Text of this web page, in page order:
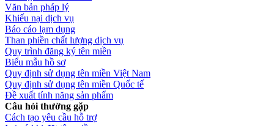
Văn bản pháp lý
Khiếu nại dịch vụ
Báo cáo lạm dụng
Than phiền chất lượng dịch vụ
Quy trình đăng ký tên miền
Biểu mẫu hồ sơ
Quy định sử dụng tên miền Việt Nam
Quy định sử dụng tên miền Quốc tế
Đề xuất tính năng sản phẩm
Câu hỏi thường gặp
Cách tạo yêu cầu hỗ trợ